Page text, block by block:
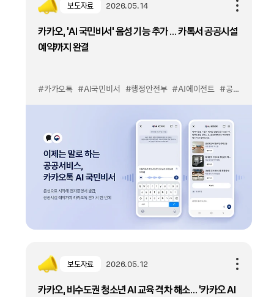
보도자료 2026.05.14
카카오, ‘AI 국민비서’ 음성 기능 추가 … 카톡서 공공시설
예약까지 완결
#카카오톡 #AI국민비서 #행정안전부 #AI에이전트 #공공서비스
보도자료 2026.05.12
카카오, 비수도권 청소년 AI 교육 격차 해소… ‘카카오 AI